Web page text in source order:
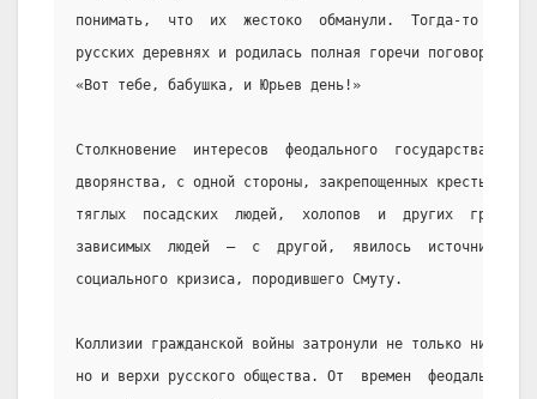
понимать,  что  их  жестоко  обманули.  Тогда-то   в
русских деревнях и родилась полная горечи поговорка:
«Вот тебе, бабушка, и Юрьев день!»
Столкновение  интересов  феодального  государства  и
дворянства, с одной стороны, закрепощенных крестьян,
тяглых  посадских  людей,  холопов  и  других  групп
зависимых  людей  —  с  другой,  явилось  источником
социального кризиса, породившего Смуту.
Коллизии гражданской войны затронули не только низы,
но и верхи русского общества. От  времен  феодальной